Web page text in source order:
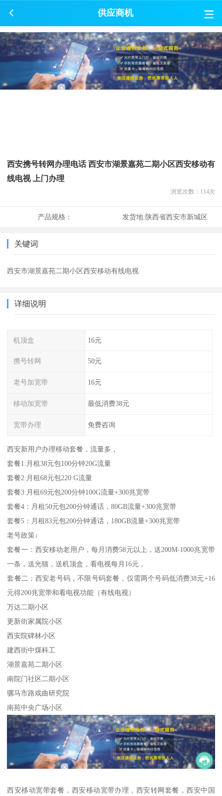
供应商机
西安携号转网办理电话 西安市湖景嘉苑二期小区西安移动有
线电视 上门办理
浏览次数： 114次
产品规格： 发货地:陕西省西安市新城区
关键词
西安市湖景嘉苑二期小区西安移动有线电视
详细说明
机顶盒 16元
携号转网 50元
老号加宽带 16元
移动加宽带 最低消费38元
宽带办理 免费咨询
西安新用户办理移动套餐，流量多，
套餐1:月租38元包100分钟20G流量
套餐2:月租68元包220 G流量
套餐3:月租69元包200分钟100G流量+300兆宽带
套餐4：月租50元包200分钟通话，80GB流量+300兆宽带
套餐5：月租83元包200分钟通话，180GB流量+300兆宽带
老号政策↓
套餐一：西安移动老用户，每月消费58元以上，送200M-1000兆宽带
一条，送光猫，送机顶盒，看电视每月16元，
套餐二：西安老号码，不限号码套餐，仅需两个号码低消费38元+16
元得200兆宽带和看电视功能（有线电视）
万达二期小区
更新街家属院小区
西安院碑林小区
建西街中煤科工
湖景嘉苑二期小区
南院门社区二期小区
骡马市路戏曲研究院
南苑中央广场小区
西安移动宽带套餐，西安移动宽带办理，西安转网套餐，西安中国